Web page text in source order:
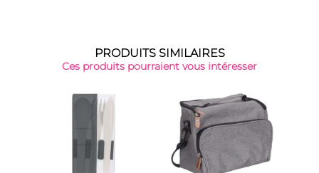
PRODUITS SIMILAIRES
Ces produits pourraient vous intéresser